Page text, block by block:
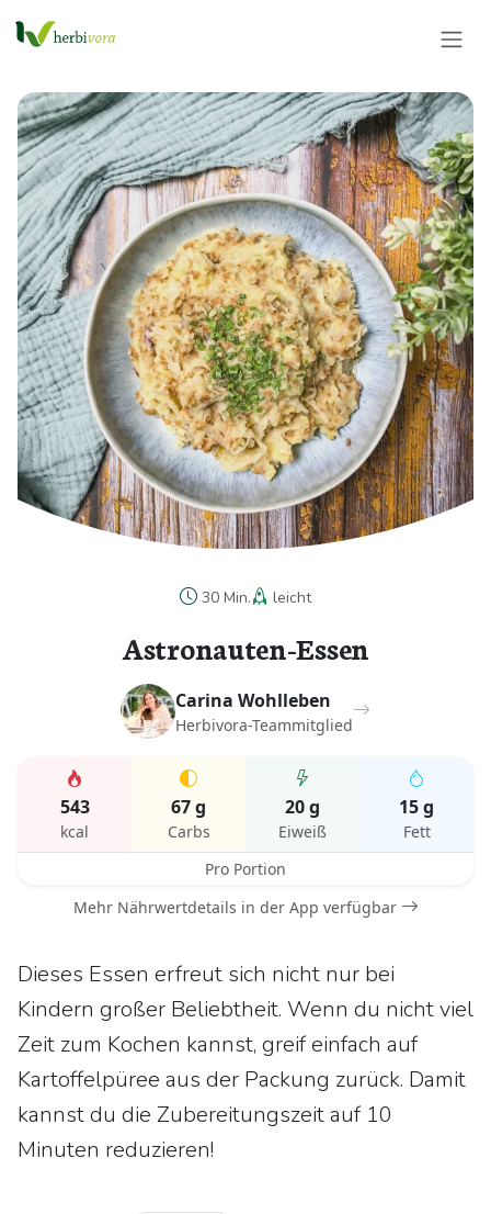
30 Min. leicht
Astronauten-Essen
Carina Wohlleben
Herbivora-Teammitglied
543
kcal
67 g
Carbs
20 g
Eiweiß
15 g
Fett
Pro Portion
Mehr Nährwertdetails in der App verfügbar
Dieses Essen erfreut sich nicht nur bei
Kindern großer Beliebtheit. Wenn du nicht viel
Zeit zum Kochen kannst, greif einfach auf
Kartoffelpüree aus der Packung zurück. Damit
kannst du die Zubereitungszeit auf 10
Minuten reduzieren!